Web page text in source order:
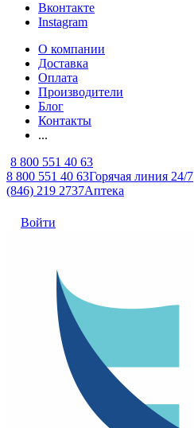
Вконтакте
Instagram
О компании
Доставка
Оплата
Производители
Блог
Контакты
...
8 800 551 40 63
8 800 551 40 63Горячая линия 24/7
(846) 219 2737Аптека
Войти